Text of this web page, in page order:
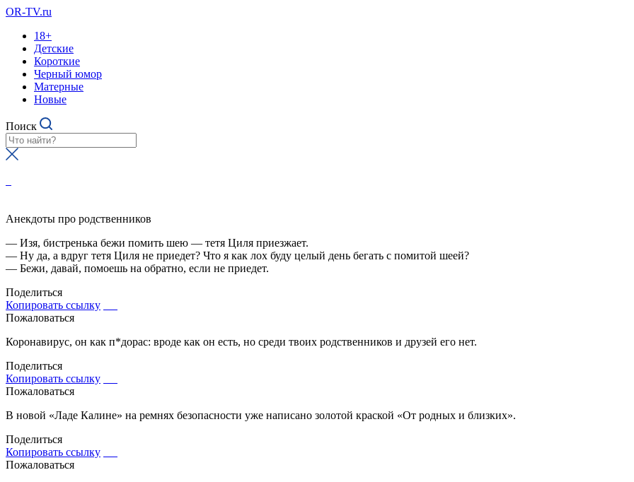
OR-TV.ru
18+
Детские
Короткие
Черный юмор
Матерные
Новые
Поиск
Анекдоты про родственников
— Изя, бистренька бежи помить шею — тетя Циля приезжает.
— Ну да, а вдруг тетя Циля не приедет? Что я как лох буду целый день бегать с помитой шеей?
— Бежи, давай, помоешь на обратно, если не приедет.
Поделиться
Копировать ссылку
Пожаловаться
Коронавирус, он как п*дорас: вроде как он есть, но среди твоих родственников и друзей его нет.
Поделиться
Копировать ссылку
Пожаловаться
В новой «Ладе Калине» на ремнях безопасности уже написано золотой краской «От родных и близких».
Поделиться
Копировать ссылку
Пожаловаться